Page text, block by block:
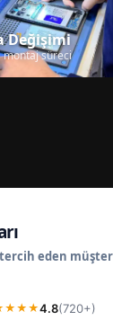
Değişimi
montaj süreci
eden
★ ★ ★4.8(720+)